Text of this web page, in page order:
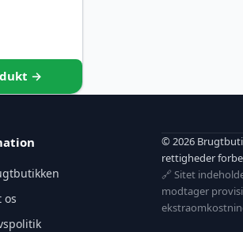
→
os
© 2026
rettigheder
🔗 Sitet
modtager